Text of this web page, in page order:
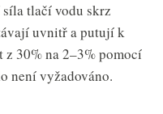
tlačí vodu skrz
uvnitř a putují k
30% na 2–3% pomocí
není vyžadováno.